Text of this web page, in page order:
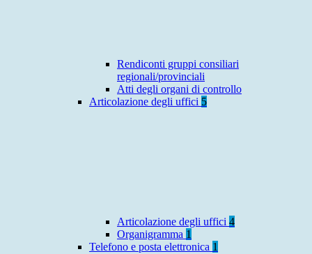
Rendiconti gruppi consiliari
regionali/provinciali
Atti degli organi di controllo
Articolazione degli uffici 5
Articolazione degli uffici 4
Organigramma 1
Telefono e posta elettronica 1